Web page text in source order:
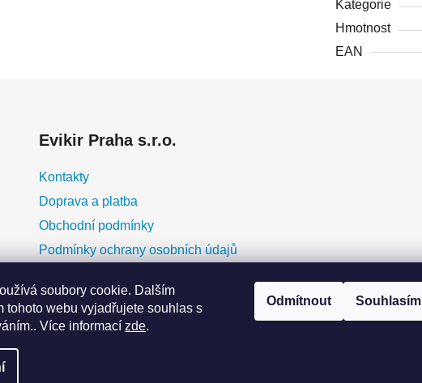
soubory cookie. Dalším
tohoto webu vyjadřujete souhlas s
Více informací zde.
Odmítnout Souhlasím
Kategorie
Hmotnost
EAN
Evikir Praha s.r.o.
Kontakty
Doprava a platba
Obchodní podmínky
Podmínky ochrany osobních údajů
Blog
Moje objednávka